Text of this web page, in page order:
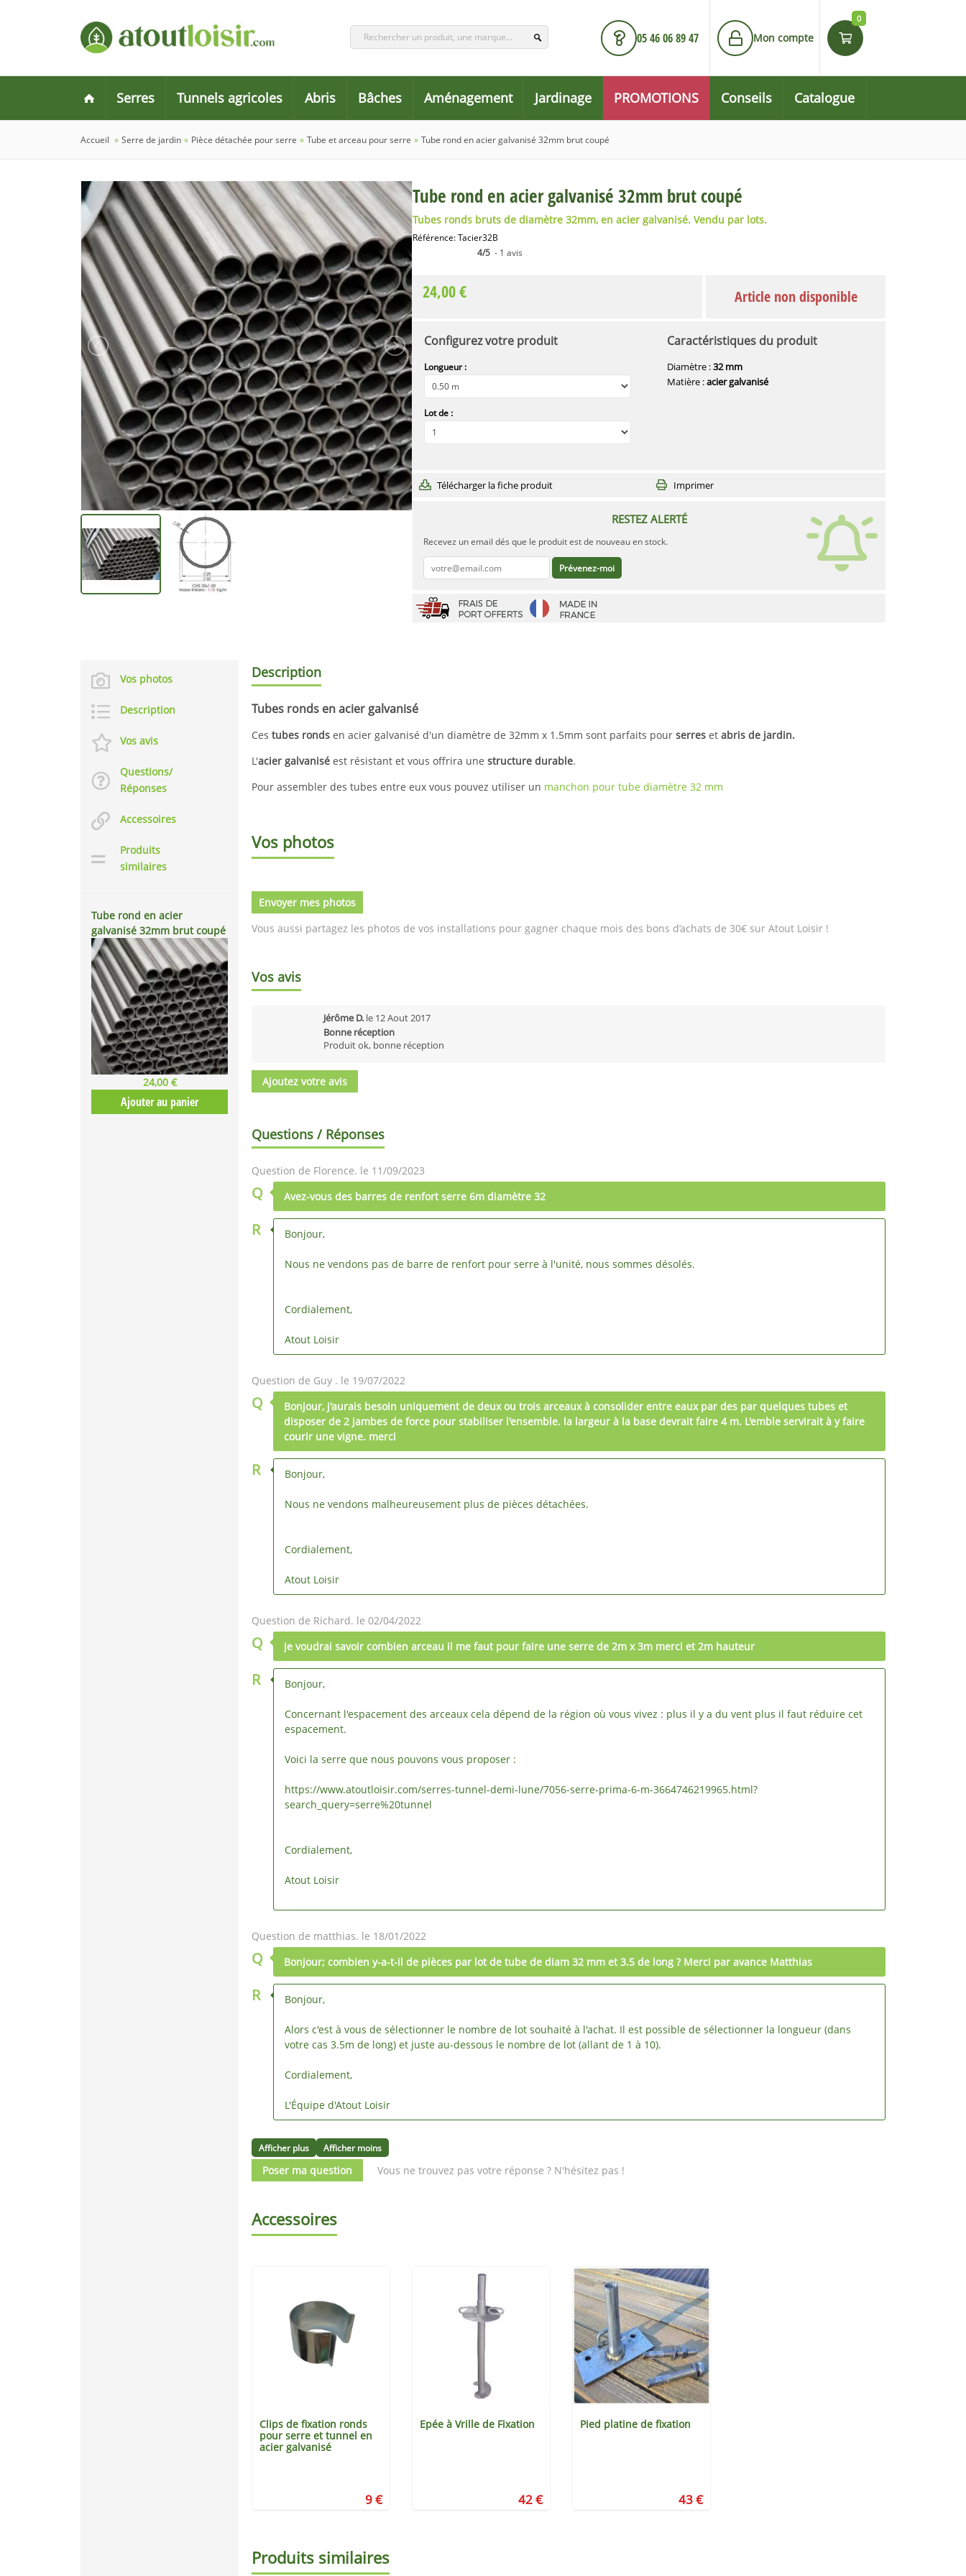
0
Mon compte
05 46 06 89 47
Serres Tunnels agricoles Abris Bâches Aménagement Jardinage PROMOTIONS Conseils Catalogue
Accueil » Serre de jardin » Pièce détachée pour serre » Tube et arceau pour serre » Tube rond en acier galvanisé 32mm brut coupé
Tube rond en acier galvanisé 32mm brut coupé
Tubes ronds bruts de diamètre 32mm, en acier galvanisé. Vendu par lots.
Référence:Tacier32B
4/5 - 1 avis
Article non disponible
24,00 €
Configurez votre produit
Longueur :
Lot de :
Caractéristiques du produit
Diamètre :32 mm
Matière :acier galvanisé
Télécharger la fiche produit Imprimer
RESTEZ ALERTÉ
Recevez un email dés que le produit est de nouveau en stock.
Prévenez-moi
Vos photos
Description
Vos avis
Questions/
Réponses
Accessoires
Produits
similaires
Tube rond en acier
galvanisé 32mm brut coupé
24,00 €
Ajouter au panier
Description
Tubes ronds en acier galvanisé
Ces tubes ronds en acier galvanisé d'un diamètre de 32mm x 1.5mm sont parfaits pour serres et abris de jardin.
L'acier galvanisé est résistant et vous offrira une structure durable.
Pour assembler des tubes entre eux vous pouvez utiliser un manchon pour tube diamètre 32 mm
Vos photos
Envoyer mes photos
Vous aussi partagez les photos de vos installations pour gagner chaque mois des bons d’achats de 30€ sur Atout Loisir !
Vos avis
Jérôme D. le 12 Aout 2017
Bonne réception
Produit ok, bonne réception
Ajoutez votre avis
Questions / Réponses
Question de Florence. le 11/09/2023
Q Avez-vous des barres de renfort serre 6m diamètre 32
R Bonjour,
Nous ne vendons pas de barre de renfort pour serre à l'unité, nous sommes désolés.
Cordialement,
Atout Loisir
Question de Guy . le 19/07/2022
Q
Bonjour, j'aurais besoin uniquement de deux ou trois arceaux à consolider entre eaux par des par quelques tubes et
disposer de 2 jambes de force pour stabiliser l'ensemble. la largeur à la base devrait faire 4 m. L'emble servirait à y faire
courir une vigne. merci
R Bonjour,
Nous ne vendons malheureusement plus de pièces détachées.
Cordialement,
Atout Loisir
Question de Richard. le 02/04/2022
Q Je voudrai savoir combien arceau il me faut pour faire une serre de 2m x 3m merci et 2m hauteur
R Bonjour,
Concernant l'espacement des arceaux cela dépend de la région où vous vivez : plus il y a du vent plus il faut réduire cet
espacement.
Voici la serre que nous pouvons vous proposer :
https://www.atoutloisir.com/serres-tunnel-demi-lune/7056-serre-prima-6-m-3664746219965.html?
search_query=serre%20tunnel
Cordialement,
Atout Loisir
Question de matthias. le 18/01/2022
Q Bonjour; combien y-a-t-il de pièces par lot de tube de diam 32 mm et 3.5 de long ? Merci par avance Matthias
R Bonjour,
Alors c'est à vous de sélectionner le nombre de lot souhaité à l'achat. Il est possible de sélectionner la longueur (dans
votre cas 3.5m de long) et juste au-dessous le nombre de lot (allant de 1 à 10).
Cordialement,
L'Équipe d'Atout Loisir
Afficher plus Afficher moins
Poser ma question Vous ne trouvez pas votre réponse ? N'hésitez pas !
Accessoires
Clips de fixation ronds
pour serre et tunnel en
acier galvanisé
9 €
Epée à Vrille de Fixation
42 €
Pied platine de fixation
43 €
Produits similaires